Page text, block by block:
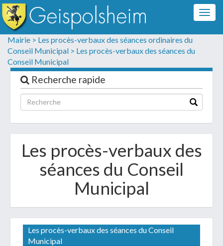
Mairie > Les procès-verbaux des séances ordinaires du
Conseil Municipal > Les procès-verbaux des séances du
Conseil Municipal
Recherche rapide
Les procès-verbaux des
séances du Conseil
Municipal
Les procès-verbaux des séances du Conseil
Municipal
Formulaire de contact
Les champs suivis d'un * sont obligatoires
Informations personnelles